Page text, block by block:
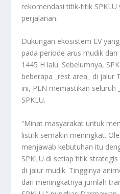
rekomendasi titik-titik SPKLU
perjalanan.
Dukungan ekosistem EV
pada periode arus mudik
1445 H lalu. Sebelumnya,
beberapa _rest area_ di jalur
ini, PLN memastikan seluruh
SPKLU.
“Minat masyarakat untuk
listrik semakin meningkat.
menjawab kebutuhan itu
SPKLU di setiap titik
di jalur mudik. Tingginya
dari meningkatnya jumlah